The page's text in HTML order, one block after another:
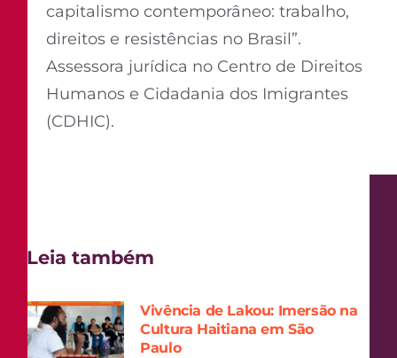
capitalismo contemporâneo: trabalho,
direitos e resistências no Brasil”.
Assessora jurídica no Centro de Direitos
Humanos e Cidadania dos Imigrantes
(CDHIC).
Leia também
Vivência de Lakou: Imersão na
Cultura Haitiana em São
Paulo